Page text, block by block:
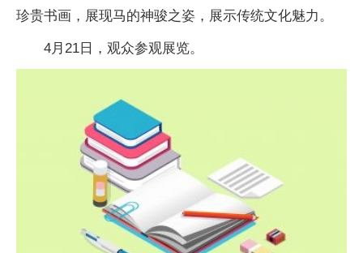
珍贵书画，展现马的神骏之姿，展示传统文化魅力。
4月21日，观众参观展览。